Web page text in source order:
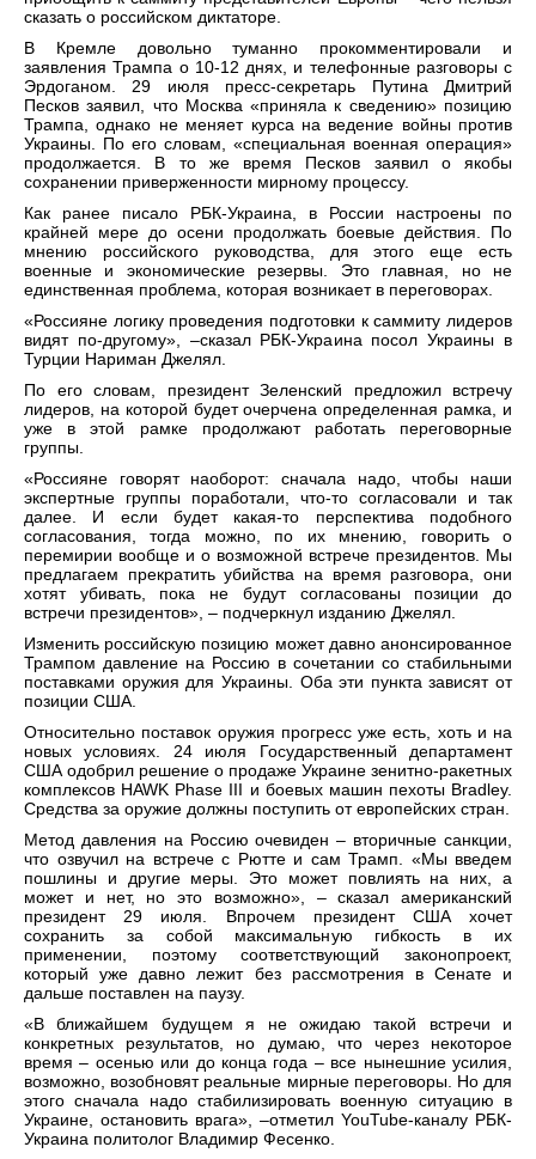
сказать о российском диктаторе.
В Кремле довольно туманно прокомментировали и
заявления Трампа о 10-12 днях, и телефонные разговоры с
Эрдоганом. 29 июля пресс-секретарь Путина Дмитрий
Песков заявил, что Москва «приняла к сведению» позицию
Трампа, однако не меняет курса на ведение войны против
Украины. По его словам, «специальная военная операция»
продолжается. В то же время Песков заявил о якобы
сохранении приверженности мирному процессу.
Как ранее писало РБК-Украина, в России настроены по
крайней мере до осени продолжать боевые действия. По
мнению российского руководства, для этого еще есть
военные и экономические резервы. Это главная, но не
единственная проблема, которая возникает в переговорах.
«Россияне логику проведения подготовки к саммиту лидеров
видят по-другому», –сказал РБК-Украина посол Украины в
Турции Нариман Джелял.
По его словам, президент Зеленский предложил встречу
лидеров, на которой будет очерчена определенная рамка, и
уже в этой рамке продолжают работать переговорные
группы.
«Россияне говорят наоборот: сначала надо, чтобы наши
экспертные группы поработали, что-то согласовали и так
далее. И если будет какая-то перспектива подобного
согласования, тогда можно, по их мнению, говорить о
перемирии вообще и о возможной встрече президентов. Мы
предлагаем прекратить убийства на время разговора, они
хотят убивать, пока не будут согласованы позиции до
встречи президентов», – подчеркнул изданию Джелял.
Изменить российскую позицию может давно анонсированное
Трампом давление на Россию в сочетании со стабильными
поставками оружия для Украины. Оба эти пункта зависят от
позиции США.
Относительно поставок оружия прогресс уже есть, хоть и на
новых условиях. 24 июля Государственный департамент
США одобрил решение о продаже Украине зенитно-ракетных
комплексов HAWK Phase III и боевых машин пехоты Bradley.
Средства за оружие должны поступить от европейских стран.
Метод давления на Россию очевиден – вторичные санкции,
что озвучил на встрече с Рютте и сам Трамп. «Мы введем
пошлины и другие меры. Это может повлиять на них, а
может и нет, но это возможно», – сказал американский
президент 29 июля. Впрочем президент США хочет
сохранить за собой максимальную гибкость в их
применении, поэтому соответствующий законопроект,
который уже давно лежит без рассмотрения в Сенате и
дальше поставлен на паузу.
«В ближайшем будущем я не ожидаю такой встречи и
конкретных результатов, но думаю, что через некоторое
время – осенью или до конца года – все нынешние усилия,
возможно, возобновят реальные мирные переговоры. Но для
этого сначала надо стабилизировать военную ситуацию в
Украине, остановить врага», –отметил YouTube-каналу РБК-
Украина политолог Владимир Фесенко.